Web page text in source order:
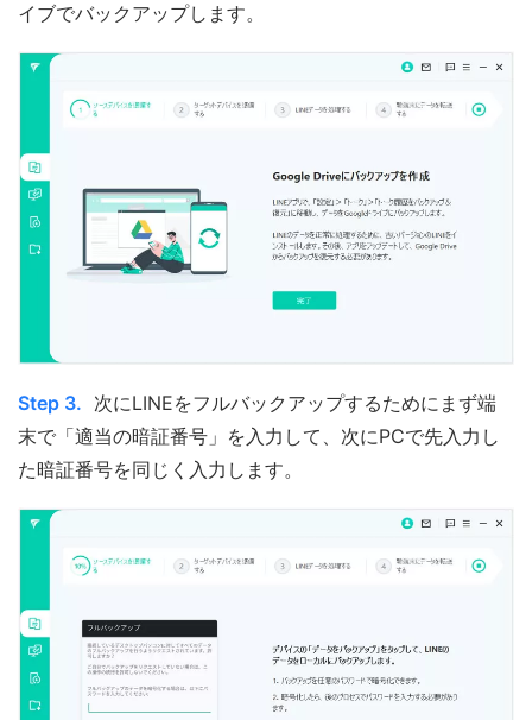
イブでバックアップします。
Step 3. 次にLINEをフルバックアップするためにまず端
末で「適当の暗証番号」を入力して、次にPCで先入力し
た暗証番号を同じく入力します。